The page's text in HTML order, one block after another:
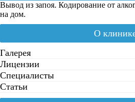
Вывод из запоя. Кодирование от
на дом.
О
Галерея
Лицензии
Специалисты
Статьи